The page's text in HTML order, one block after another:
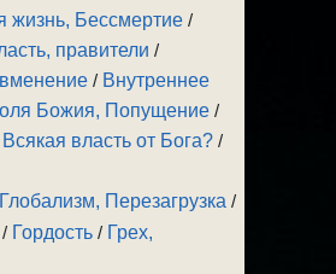
жизнь, Бессмертие /
правители /
/ Внутреннее
Божия, Попущение /
Всякая власть от Бога? /
Глобализм, Перезагрузка /
/ Гордость / Грех,